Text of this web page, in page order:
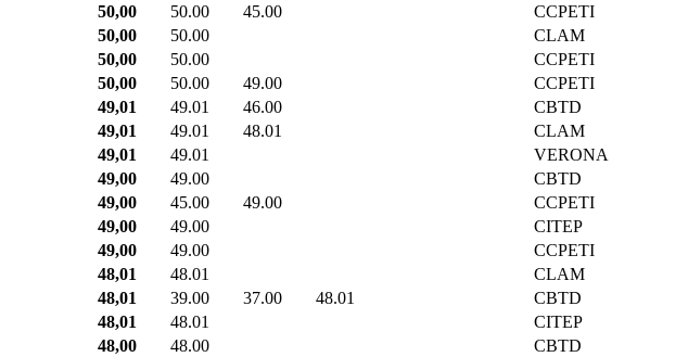
50,00 50.00 45.00
CCPETI
50,00 50.00
CLAM
50,00 50.00
CCPETI
50,00 50.00 49.00
CCPETI
49,01 49.01 46.00
CBTD
49,01 49.01 48.01
CLAM
49,01 49.01
VERONA
49,00 49.00
CBTD
49,00 45.00 49.00
CCPETI
49,00 49.00
CITEP
49,00 49.00
CCPETI
48,01 48.01
CLAM
48,01 39.00 37.00 48.01
CBTD
48,01 48.01
CITEP
48,00 48.00
CBTD